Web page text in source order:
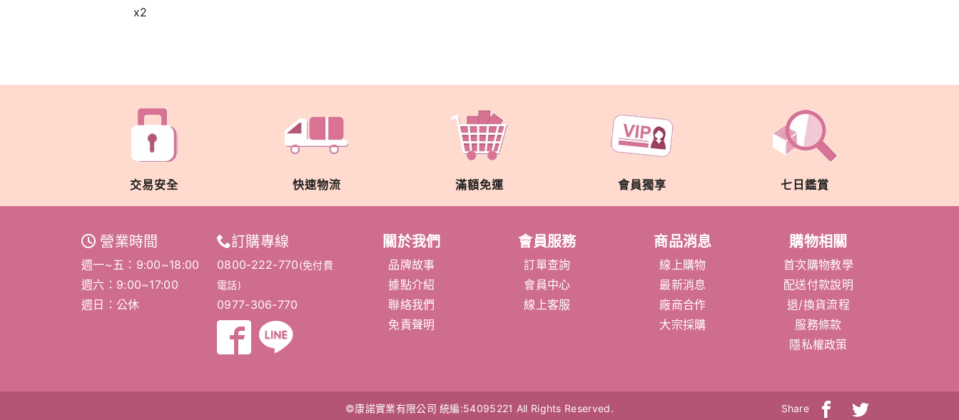
x2
交易安全 快速物流 滿額免運 會員獨享 七日鑑賞
營業時間
週一~五：9:00~18:00
週六：9:00~17:00
週日：公休
訂購專線
0800-222-770(免付費
電話)
0977-306-770
關於我們
品牌故事
據點介紹
聯絡我們
免責聲明
會員服務
訂單查詢
會員中心
線上客服
商品消息
線上購物
最新消息
廠商合作
大宗採購
購物相關
首次購物教學
配送付款說明
退/換貨流程
服務條款
隱私權政策
©康諾實業有限公司統編:54095221 All Rights Reserved. Share